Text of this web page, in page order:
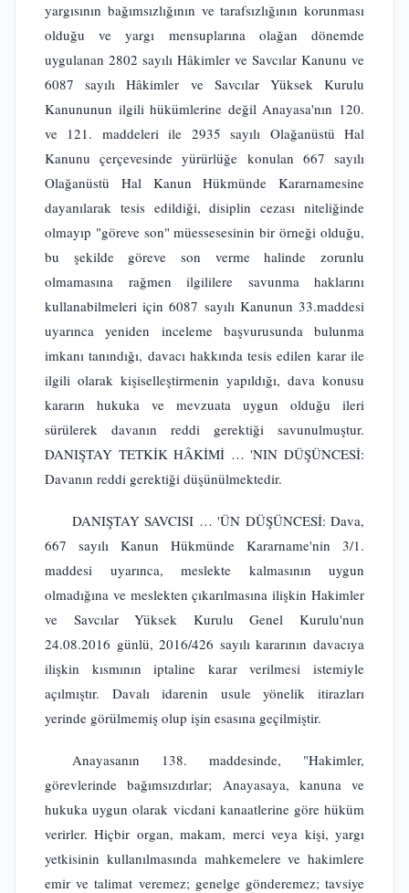
yargısının bağımsızlığının ve tarafsızlığının korunması
olduğu ve yargı mensuplarına olağan dönemde
uygulanan 2802 sayılı Hâkimler ve Savcılar Kanunu ve
6087 sayılı Hâkimler ve Savcılar Yüksek Kurulu
Kanununun ilgili hükümlerine değil Anayasa'nın 120.
ve 121. maddeleri ile 2935 sayılı Olağanüstü Hal
Kanunu çerçevesinde yürürlüğe konulan 667 sayılı
Olağanüstü Hal Kanun Hükmünde Kararnamesine
dayanılarak tesis edildiği, disiplin cezası niteliğinde
olmayıp "göreve son" müessesesinin bir örneği olduğu,
bu şekilde göreve son verme halinde zorunlu
olmamasına rağmen ilgililere savunma haklarını
kullanabilmeleri için 6087 sayılı Kanunun 33.maddesi
uyarınca yeniden inceleme başvurusunda bulunma
imkanı tanındığı, davacı hakkında tesis edilen karar ile
ilgili olarak kişiselleştirmenin yapıldığı, dava konusu
kararın hukuka ve mevzuata uygun olduğu ileri
sürülerek davanın reddi gerektiği savunulmuştur.
DANIŞTAY TETKİK HÂKİMİ … 'NIN DÜŞÜNCESİ:
Davanın reddi gerektiği düşünülmektedir.
DANIŞTAY SAVCISI … 'ÜN DÜŞÜNCESİ: Dava,
667 sayılı Kanun Hükmünde Kararname'nin 3/1.
maddesi uyarınca, meslekte kalmasının uygun
olmadığına ve meslekten çıkarılmasına ilişkin Hakimler
ve Savcılar Yüksek Kurulu Genel Kurulu'nun
24.08.2016 günlü, 2016/426 sayılı kararının davacıya
ilişkin kısmının iptaline karar verilmesi istemiyle
açılmıştır. Davalı idarenin usule yönelik itirazları
yerinde görülmemiş olup işin esasına geçilmiştir.
Anayasanın 138. maddesinde, "Hakimler,
görevlerinde bağımsızdırlar; Anayasaya, kanuna ve
hukuka uygun olarak vicdani kanaatlerine göre hüküm
verirler. Hiçbir organ, makam, merci veya kişi, yargı
yetkisinin kullanılmasında mahkemelere ve hakimlere
emir ve talimat veremez; genelge gönderemez; tavsiye